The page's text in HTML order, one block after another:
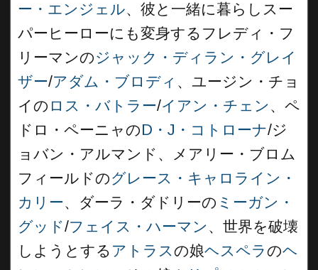
ー・エンジェル、彼と一緒に暮らしスー
パーヒーローにも変身するフレディ・フ
リーマンのジャック・ディラン・グレイ
ザー/アダム・ブロディ 、ユージン・チョ
イの ロス・バトラー/イアン・チェン 、ペ
ドロ・ペーニャのD・J・コトローナ/ジ
ョバン・アルマンド、メアリー・ブロム
フィールドのグレース・キャロライン・
カリー、ダーラ・ダドリーの ミーガン・
グッド/フェイス・ハーマン 、世界を破壊
しようとする アトラスの娘ヘスペラのヘ